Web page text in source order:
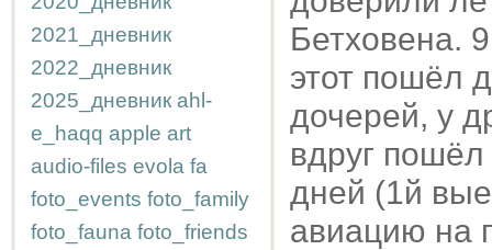
2021_дневник
2022_дневник
2025_дневник ahl-
e_haqq apple art
audio-files evola fa
foto_events foto_family
foto_fauna foto_friends
Бетховена.
этот пошёл
дочерей, у
вдруг
дней (1й
авиацию на